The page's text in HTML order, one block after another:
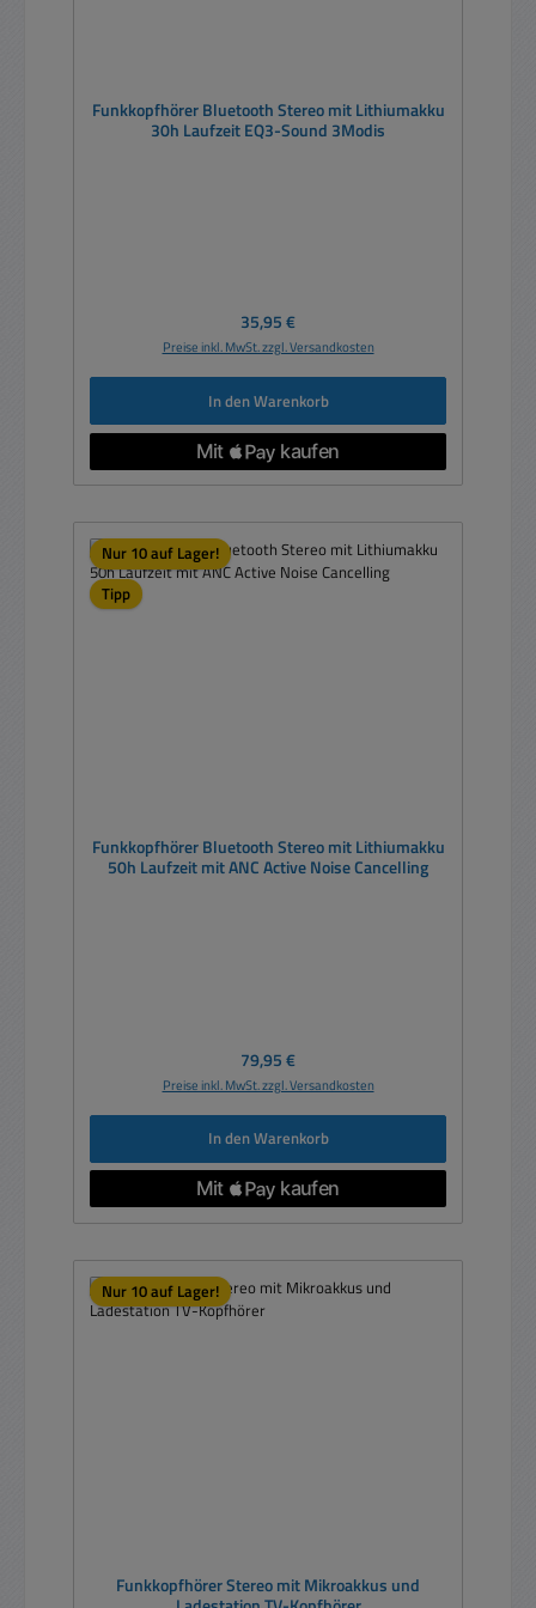
Funkkopfhörer Bluetooth Stereo mit Lithiumakku
30h Laufzeit EQ3-Sound 3Modis
Regulärer Preis:
35,95 €
Preise inkl. MwSt. zzgl. Versandkosten
In den Warenkorb
Nur 10 auf Lager!
Tipp
Funkkopfhörer Bluetooth Stereo mit Lithiumakku
50h Laufzeit mit ANC Active Noise Cancelling
Regulärer Preis:
79,95 €
Preise inkl. MwSt. zzgl. Versandkosten
In den Warenkorb
Nur 10 auf Lager!
Funkkopfhörer Stereo mit Mikroakkus und